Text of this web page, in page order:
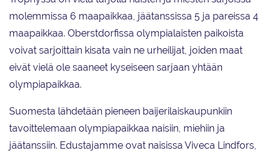
molemmissa 6 maapaikkaa, jäätanssissa 5 ja pareissa 4
maapaikkaa. Oberstdorfissa olympialaisten paikoista
voivat sarjoittain kisata vain ne urheilijat, joiden maat
eivät vielä ole saaneet kyseiseen sarjaan yhtään
olympiapaikkaa.
Suomesta lähdetään pieneen baijerilaiskaupunkiin
tavoittelemaan olympiapaikkaa naisiin, miehiin ja
jäätanssiin. Edustajamme ovat naisissa Viveca Lindfors,